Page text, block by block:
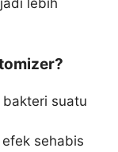
suatu
sehabis